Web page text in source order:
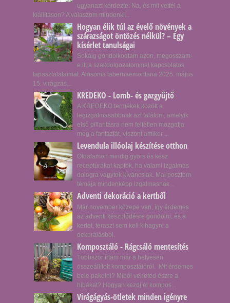
ugyanazt kérdezte: Na, és mit vettél a
kiállításon? A válaszom mindenki...
Hogyan élik túl az évelő növények a
szárazságot öntözés nélkül? – Egy
kísérlet tanulságai
Sokáig gondolkodtam azon, megosszam-
e itt a szakdolgozatommal kapcsolatos
tapasztalataimat. Amsonia tabernaemontana 2025. május
15. virágzás...
KREDEKO - Lomb- és gazgyűjtő
A KREDEKO termékek között a
legizgalmasabbnak azt találom, amelyik
első pillantásra nem feltétlen mozgatja
meg a fantáziát, viszont amikor ...
Levendula illóolaj készítése otthon
Oldalamon mindig gyors és kész
receptúrákat kaptok, ha valami izgalmas
dologra vagytok kíváncsiak. Mai posztom
témája mindenképp izgalmasnak...
Adventi dekoráció a kertből
Már november közepe van, így érdemes
az adventi készülődésre gondolni, és a
kertet, teraszt sem kell kihagyni a
dekorálásból.
Komposztáló - Rágcsáló mentesítés
Többször írtam már a helyesen
összeállított komposztálóról. Mit érdemes
bele pakolni? Miből veheted észre a
hibákat? Hogyan kezdj el kompos...
Virágágyás-ötletek minden igényre